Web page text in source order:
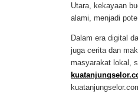
Utara, kekayaan
alami, menjadi
Dalam era digital
juga cerita dan
masyarakat lokal,